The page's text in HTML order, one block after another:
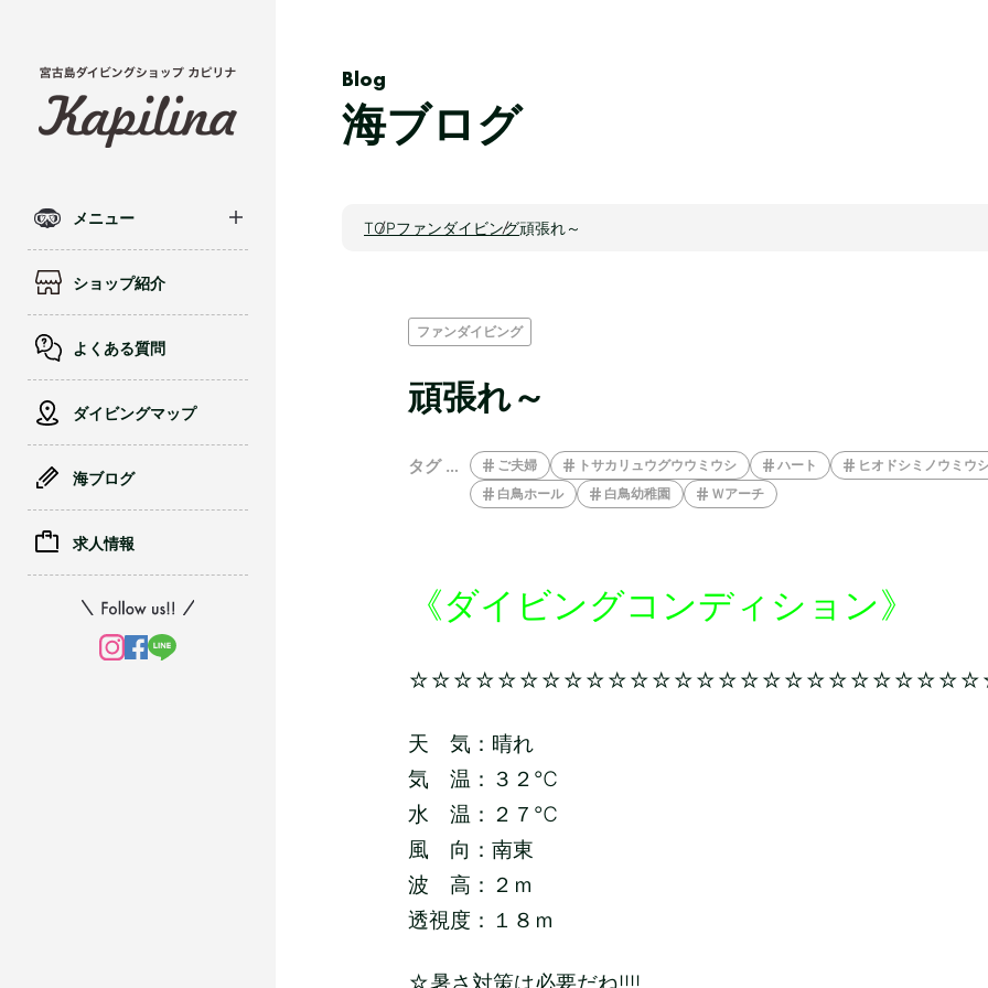
メニュー
ショップ紹介
よくある質問
ダイビングマップ
海ブログ
求人情報
Blog
海ブログ
TOPファンダイビング頑張れ～
ファンダイビング
頑張れ～
タグ … ご夫婦 トサカリュウグウウミウシ ハート
ヒオドシミノウミウ
白鳥ホール
白鳥幼稚園 Ｗアーチ
《ダイビングコンディション》
天 気：晴れ
気 温：３２ ℃
水 温：２７ ℃
風 向：南東
波 高：２ｍ
透視度：１８ｍ